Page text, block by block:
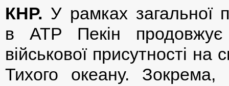
КНР. У рамках загальної
в АТР Пекін продовжує
військової присутності на
Тихого океану.